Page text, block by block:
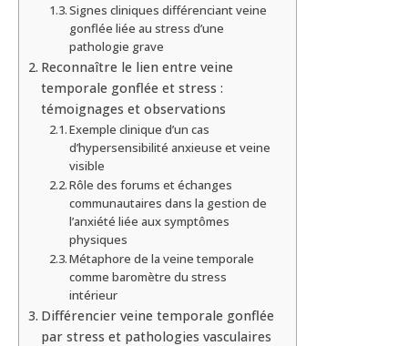
Signes cliniques différenciant veine
gonflée liée au stress d’une
pathologie grave
Reconnaître le lien entre veine
temporale gonflée et stress :
témoignages et observations
Exemple clinique d’un cas
d’hypersensibilité anxieuse et veine
visible
Rôle des forums et échanges
communautaires dans la gestion de
l’anxiété liée aux symptômes
physiques
Métaphore de la veine temporale
comme baromètre du stress
intérieur
Différencier veine temporale gonflée
par stress et pathologies vasculaires